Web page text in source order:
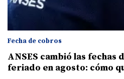
Fecha de cobros
ANSES cambió las fechas
feriado en agosto: cómo